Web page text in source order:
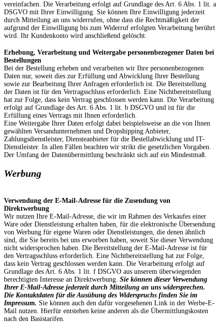
vereinfachen. Die Verarbeitung erfolgt auf Grundlage des Art. 6 Abs. 1 lit. a
DSGVO mit Ihrer Einwilligung. Sie können Ihre Einwilligung jederzeit
durch Mitteilung an uns widerrufen, ohne dass die Rechtmäßigkeit der
aufgrund der Einwilligung bis zum Widerruf erfolgten Verarbeitung berührt
wird. Ihr Kundenkonto wird anschließend gelöscht.
Erhebung, Verarbeitung und Weitergabe personenbezogener Daten bei
Bestellungen
Bei der Bestellung erheben und verarbeiten wir Ihre personenbezogenen
Daten nur, soweit dies zur Erfüllung und Abwicklung Ihrer Bestellung
sowie zur Bearbeitung Ihrer Anfragen erforderlich ist. Die Bereitstellung
der Daten ist für den Vertragsschluss erforderlich. Eine Nichtbereitstellung
hat zur Folge, dass kein Vertrag geschlossen werden kann. Die Verarbeitung
erfolgt auf Grundlage des Art. 6 Abs. 1 lit. b DSGVO und ist für die
Erfüllung eines Vertrags mit Ihnen erforderlich.
Eine Weitergabe Ihrer Daten erfolgt dabei beispielsweise an die von Ihnen
gewählten Versandunternehmen und Dropshipping Anbieter,
Zahlungsdienstleister, Diensteanbieter für die Bestellabwicklung und IT-
Dienstleister. In allen Fällen beachten wir strikt die gesetzlichen Vorgaben.
Der Umfang der Datenübermittlung beschränkt sich auf ein Mindestmaß.
Werbung
Verwendung der E-Mail-Adresse für die Zusendung von
Direktwerbung
Wir nutzen Ihre E-Mail-Adresse, die wir im Rahmen des Verkaufes einer
Ware oder Dienstleistung erhalten haben, für die elektronische Übersendung
von Werbung für eigene Waren oder Dienstleistungen, die denen ähnlich
sind, die Sie bereits bei uns erworben haben, soweit Sie dieser Verwendung
nicht widersprochen haben. Die Bereitstellung der E-Mail-Adresse ist für
den Vertragsschluss erforderlich. Eine Nichtbereitstellung hat zur Folge,
dass kein Vertrag geschlossen werden kann. Die Verarbeitung erfolgt auf
Grundlage des Art. 6 Abs. 1 lit. f DSGVO aus unserem überwiegenden
berechtigten Interesse an Direktwerbung. Sie können dieser Verwendung
Ihrer E-Mail-Adresse jederzeit durch Mitteilung an uns widersprechen.
Die Kontaktdaten für die Ausübung des Widerspruchs finden Sie im
Impressum. Sie können auch den dafür vorgesehenen Link in der Werbe-E-
Mail nutzen. Hierfür entstehen keine anderen als die Übermittlungskosten
nach den Basistarifen.